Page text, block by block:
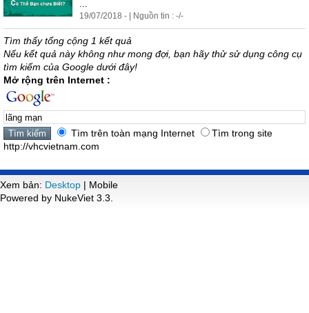
19/07/2018 - | Nguồn tin : -/-
Tìm thấy tổng cộng 1 kết quả
Nếu kết quả này không như mong đợi, bạn hãy thử sử dụng công cụ
tìm kiếm của Google dưới đây!
Mở rộng trên Internet :
Tìm trên toàn mạng Internet
Tìm trong site
http://vhcvietnam.com
Xem bản: Desktop | Mobile
Powered by NukeViet 3.3.